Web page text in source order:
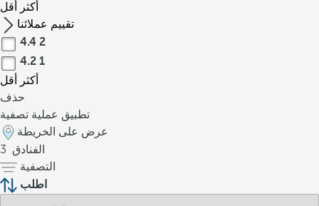
أكثر
أقل
تقييم عملائنا
4.4 2
4.2 1
أكثر
أقل
حذف
تطبيق عملية تصفية
عرض على الخريطة
3 الفنادق
التصفية
اطلب